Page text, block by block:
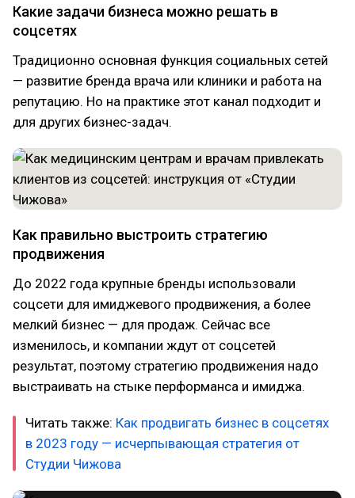
Какие задачи бизнеса можно решать в
соцсетях
Традиционно основная функция социальных сетей
— развитие бренда врача или клиники и работа на
репутацию. Но на практике этот канал подходит и
для других бизнес-задач.
Как правильно выстроить стратегию
продвижения
До 2022 года крупные бренды использовали
соцсети для имиджевого продвижения, а более
мелкий бизнес — для продаж. Сейчас все
изменилось, и компании ждут от соцсетей
результат, поэтому стратегию продвижения надо
выстраивать на стыке перформанса и имиджа.
Читать также: Как продвигать бизнес в соцсетях
в 2023 году — исчерпывающая стратегия от
Студии Чижова